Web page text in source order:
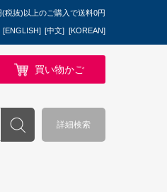
(税抜)以上のご購入で送料0円
[ENGLISH] [中文] [KOREAN]
買い物かご
詳細検索